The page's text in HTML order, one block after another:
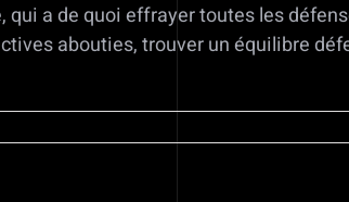
a de quoi effrayer toutes les
abouties, trouver un équilibre